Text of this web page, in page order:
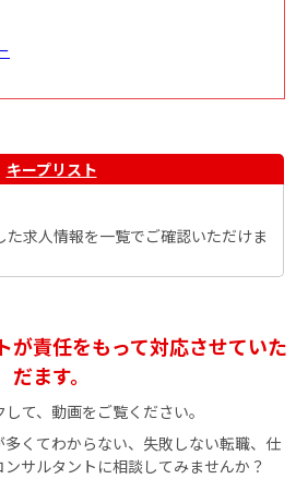
キープリスト
た求人情報を一覧でご確認いただけま
が責任をもって対応させていた
だます。
て、動画をご覧ください。
くてわからない、失敗しない転職、仕
サルタントに相談してみませんか？